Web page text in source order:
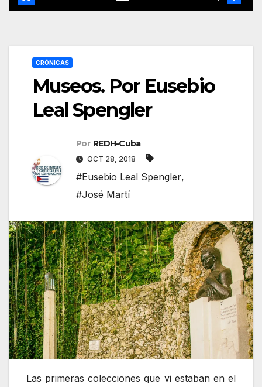
CRÓNICAS
Museos. Por Eusebio
Leal Spengler
Por REDH-Cuba
OCT 28, 2018
#Eusebio Leal Spengler,
#José Martí
Las primeras colecciones que vi estaban en el